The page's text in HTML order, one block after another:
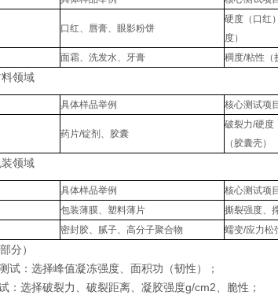
口红、唇膏、眼影粉饼
硬度（口红
度）
面霜、洗发水、牙膏 稠度/粘性（
领域
具体样品举例 核心测试项目
药片/锭剂、胶囊
破裂力/硬度
（胶囊壳）
领域
具体样品举例
核心测试项目
包装薄膜、塑料薄片
撕裂强度、
密封胶、腻子、高分子聚合物 蠕变/应力松
分）
试：选择峰值凝冻强度、面积功（韧性）；
：选择破裂力、破裂距离、凝胶强度g/cm2、脆性；